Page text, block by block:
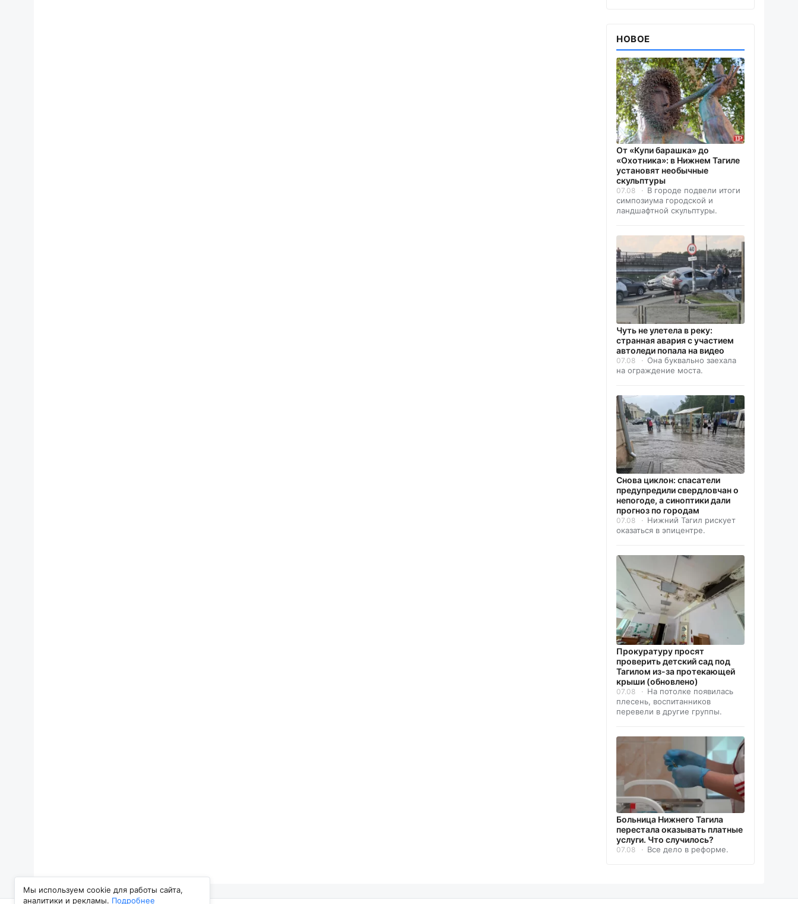
Мы используем cookie для работы сайта,
аналитики и рекламы. Подробнее
НОВОЕ
От «Купи барашка» до
«Охотника»: в Нижнем Тагиле
установят необычные
скульптуры
07.08
В городе подвели итоги
симпозиума городской и
ландшафтной скульптуры.
Чуть не улетела в реку:
странная авария с участием
автоледи попала на видео
07.08
Она буквально заехала
на ограждение моста.
Снова циклон: спасатели
предупредили свердловчан о
непогоде, а синоптики дали
прогноз по городам
07.08
Нижний Тагил рискует
оказаться в эпицентре.
Прокуратуру просят
проверить детский сад под
Тагилом из-за протекающей
крыши (обновлено)
07.08
На потолке появилась
плесень, воспитанников
перевели в другие группы.
Больница Нижнего Тагила
перестала оказывать платные
услуги. Что случилось?
07.08 Все дело в реформе.